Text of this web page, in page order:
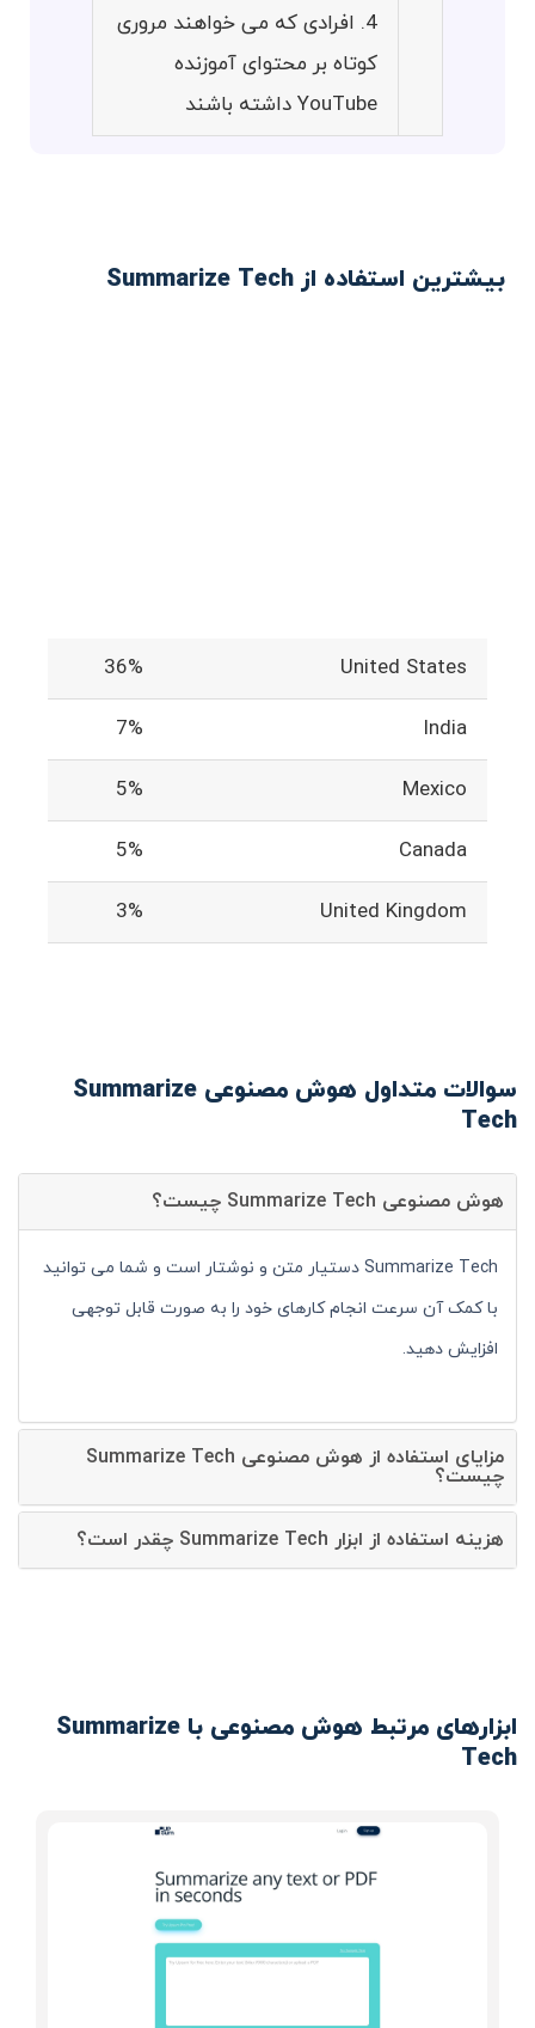
4. افرادی که می خواهند مروری
کوتاه بر محتوای آموزنده
YouTube داشته باشند
بیشترین استفاده از Summarize Tech
United States
36%
India
7%
Mexico
5%
Canada
5%
United Kingdom
3%
سوالات متداول هوش مصنوعی Summarize
Tech
هوش مصنوعی Summarize Tech چیست؟
Summarize Tech دستیار متن و نوشتار است و شما می توانید
با کمک آن سرعت انجام کارهای خود را به صورت قابل توجهی
افزایش دهید.
مزایای استفاده از هوش مصنوعی Summarize Tech
چیست؟
هزینه استفاده از ابزار Summarize Tech چقدر است؟
ابزارهای مرتبط هوش مصنوعی با Summarize
Tech